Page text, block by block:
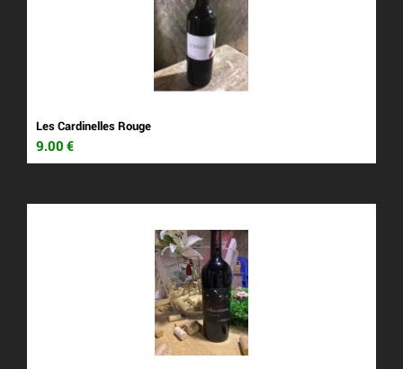
Les Cardinelles Rouge
9.00 €